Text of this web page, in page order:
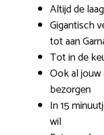
Altijd de
Gigantisch
tot aan
Tot in de
Ook al
bezorgen
In 15
wil